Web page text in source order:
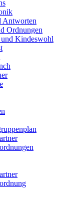
Antworten
Ordnungen
Kindeswohl